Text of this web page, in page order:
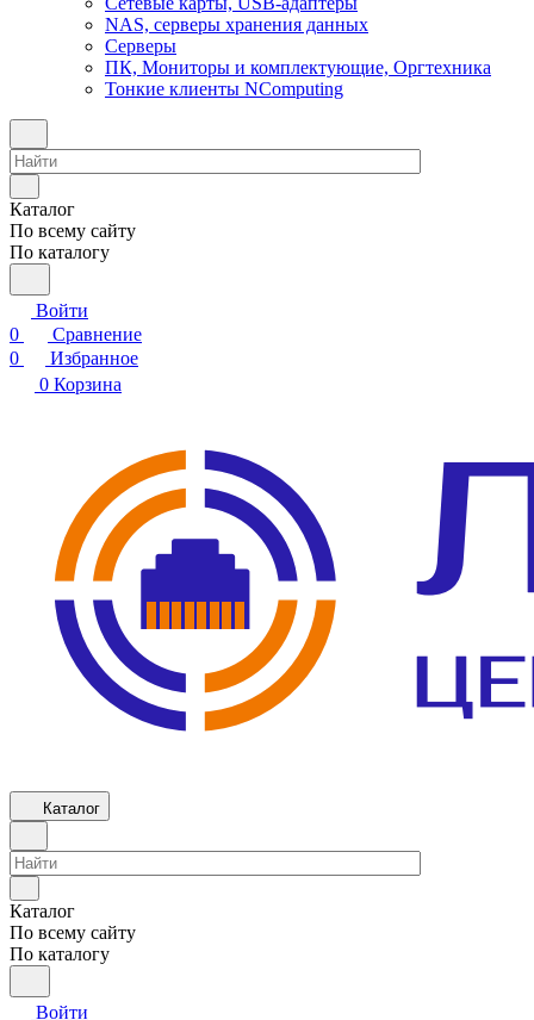
NAS, серверы хранения данных
Серверы
ПК, Мониторы и комплектующие, Оргтехника
Тонкие клиенты NComputing
Каталог
По всему сайту
По каталогу
Войти
0
Сравнение
0
Избранное
0 Корзина
Каталог
Каталог
По всему сайту
По каталогу
Войти